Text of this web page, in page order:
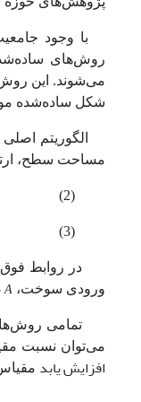
با وجود
روش‌های
می‌شوند. این
شکل ساده‌شده
مساحت سطح،
(2)
(3)
در روابط
ورودی سوخت، A
تمامی
می‌توان نسبت
افزایش یابد